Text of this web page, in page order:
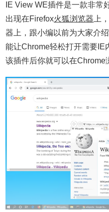
IE View WE插件是一款非常
出现在Firefox火狐浏览器 上
器上，跟小编以前为大家介
能让Chrome轻松打开需要IE
该插件后你就可以在Chrome